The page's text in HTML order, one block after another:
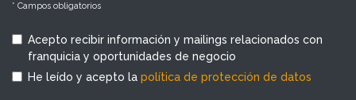
* Campos obligatorios
Acepto recibir información y mailings relacionados con
franquicia y oportunidades de negocio
He leído y acepto la política de protección de datos